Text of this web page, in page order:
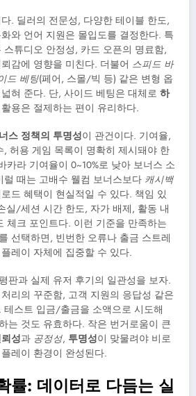
. 딜러의 전문성, 다양한 테이블 한도,
와 언어 지원은 몰입도를 결정한다. 특
스튜디오 안정성, 카드 오픈의 명료함,
감에 영향을 미친다. 더불어 스피드 바
드 베팅(페어, 스몰/빅 등) 같은 변형 옵
혀 준다. 단, 사이드 베팅은 대체로 하
용은 절제하는 편이 유리하다.
스 정책의 투명성이 관건이다. 기여율,
허용 게임 목록이 명확히 제시돼야 한
카라 기여율이 0~10%로 낮아 보너스 소
럴 때는 고배수 웰컴 보너스보다 캐시백
드 혜택이 현실적일 수 있다. 책임 있
실/세션 시간 한도, 자가 배제, 활동 내
체크 포인트다. 이런 기준을 만족하는
를 선택하면, 빈번한 오류나 출금 스트레
레이 자체에 집중할 수 있다.
판과 실제 유저 후기의 일관성을 보자.
리의 꾸준함, 고객 지원의 응답성 같은
테스트 입금/출금을 소액으로 시도해
는 것도 유효하다. 작은 번거로움이 큰
성과 공정성, 투명성이 맞물려야 비로
레이 환경이 완성된다.
률: 데이터로 다듬는 실